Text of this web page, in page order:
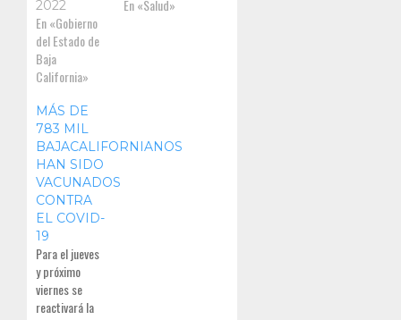
como han
hecho desde el
inicio de la
pandemia,
especialmente
2022
En «Gobierno
del Estado de
Baja
California»
primeras
En «Salud»
MÁS DE
783 MIL
BAJACALIFORNIANOS
HAN SIDO
VACUNADOS
CONTRA
EL COVID-
19
Para el jueves
y próximo
viernes se
reactivará la